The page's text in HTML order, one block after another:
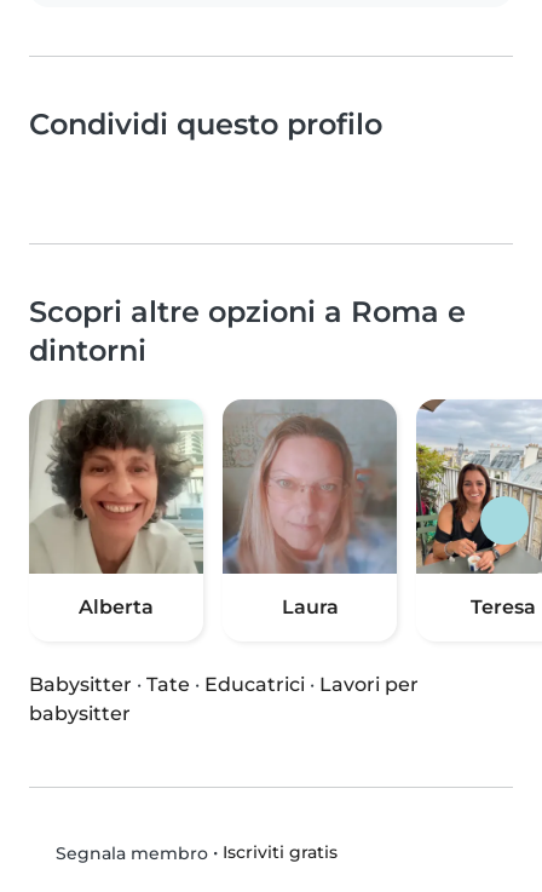
Condividi questo profilo
Scopri altre opzioni a Roma e
dintorni
Alberta Laura Teresa
Babysitter · Tate · Educatrici · Lavori per
babysitter
Segnala membro• Iscriviti gratis